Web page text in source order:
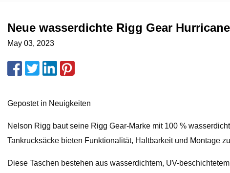
Neue wasserdichte Rigg Gear
May 03, 2023
Gepostet in Neuigkeiten
Nelson Rigg baut seine Rigg Gear-Marke mit 100 %
Tankrucksäcke bieten Funktionalität, Haltbarkeit und Montage
Diese Taschen bestehen aus wasserdichtem, UV-